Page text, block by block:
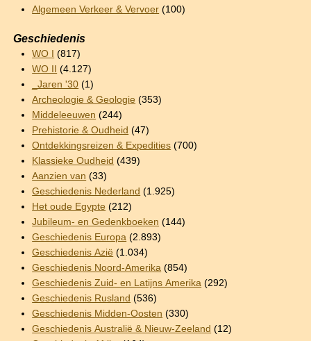
Algemeen Verkeer & Vervoer (100)
Geschiedenis
WO I (817)
WO II (4.127)
_Jaren '30 (1)
Archeologie & Geologie (353)
Middeleeuwen (244)
Prehistorie & Oudheid (47)
Ontdekkingsreizen & Expedities (700)
Klassieke Oudheid (439)
Aanzien van (33)
Geschiedenis Nederland (1.925)
Het oude Egypte (212)
Jubileum- en Gedenkboeken (144)
Geschiedenis Europa (2.893)
Geschiedenis Azië (1.034)
Geschiedenis Noord-Amerika (854)
Geschiedenis Zuid- en Latijns Amerika (292)
Geschiedenis Rusland (536)
Geschiedenis Midden-Oosten (330)
Geschiedenis Australië & Nieuw-Zeeland (12)